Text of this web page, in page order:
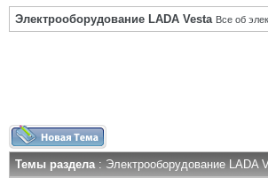
Электрооборудование LADA Vesta Все об
Темы раздела: Электрооборудование LADA